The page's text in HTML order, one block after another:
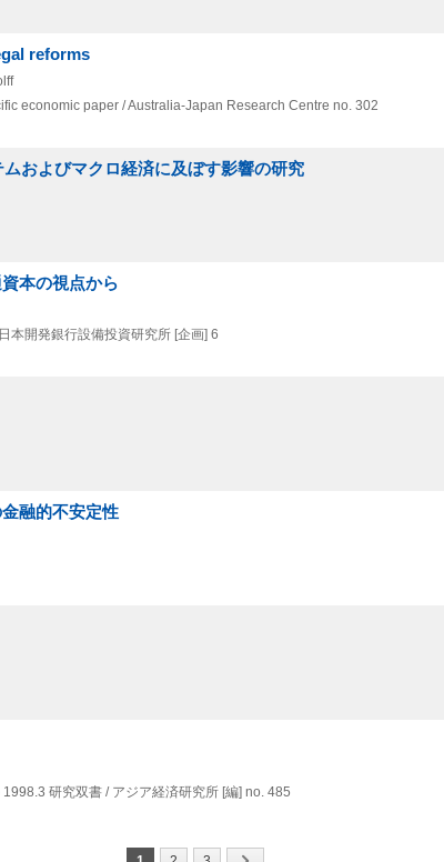
reforms
economic paper / Australia-Japan Research Centre no. 302
およびマクロ経済に及ぼす影響の研究
本の視点から
本開発銀行設備投資研究所 [企画] 6
融的不安定性
1998.3 研究双書 / アジア経済研究所 [編] no. 485